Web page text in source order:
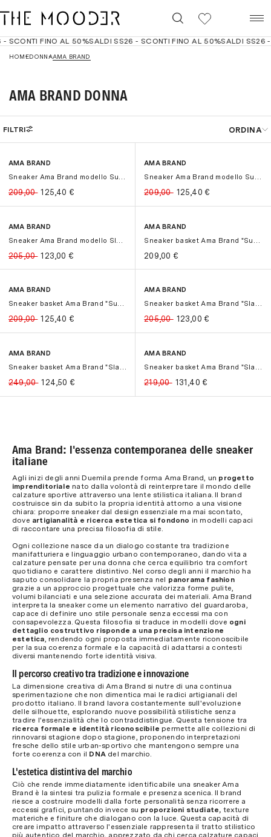
FINO AL 50%SALDI SS26 - SCONTI FINO AL 50%SALDI SS26 -
HOMEDONNAAMA BRAND
AMA BRAND DONNA
FILTRI ORDINA
Prezzo decrescente
-40%
-40%
AMA BRAND
Sneaker Ama Brand modello Sun in pe...
209,00 125,40€
-40%
-40%
AMA BRAND
Sneaker Ama Brand modello Sun in su...
209,00 125,40€
-40%
-40%
AMA BRAND
205,00 123,00€
AMA BRAND
209,00€
-40%
-40%
AMA BRAND
Sneaker basket Ama Brand "Sun" in p...
209,00 125,40€
-40%
-40%
AMA BRAND
Sneaker basket Ama Brand "Slam" in ...
205,00 123,00€
-50%
-50%
AMA BRAND
249,00 124,50€
-40%
-40%
AMA BRAND
219,00 131,40€
Ama Brand: l'essenza contemporanea delle sneaker
italiane
Agli inizi degli anni Duemila prende forma Ama Brand, un progetto
imprenditoriale nato dalla volontà di reinterpretare il mondo delle
calzature sportive attraverso una lente stilistica italiana. Il brand
costruisce sin da subito la propria identità attorno a una visione
chiara: proporre sneaker dal design essenziale ma mai scontato,
dove artigianalità e ricerca estetica si fondono in modelli capaci
di raccontare una precisa filosofia di stile.
Ogni collezione nasce da un dialogo costante tra tradizione
manifatturiera e linguaggio urbano contemporaneo, dando vita a
calzature pensate per una donna che cerca equilibrio tra comfort
quotidiano e carattere distintivo. Nel corso degli anni il marchio ha
saputo consolidare la propria presenza nel panorama fashion
grazie a un approccio progettuale che valorizza forme pulite,
volumi bilanciati e una selezione accurata dei materiali. Ama Brand
interpreta la sneaker come un elemento narrativo del guardaroba,
capace di definire uno stile personale senza eccessi ma con
consapevolezza. Questa filosofia si traduce in modelli dove ogni
dettaglio costruttivo risponde a una precisa intenzione
estetica , rendendo ogni proposta immediatamente riconoscibile
per la sua coerenza formale e la capacità di adattarsi a contesti
diversi mantenendo forte identità visiva.
Il percorso creativo tra tradizione e innovazione
La dimensione creativa di Ama Brand si nutre di una continua
sperimentazione che non dimentica mai le radici artigianali del
prodotto italiano. Il brand lavora costantemente sull'evoluzione
delle silhouette, esplorando nuove possibilità stilistiche senza
tradire l'essenzialità che lo contraddistingue. Questa tensione tra
ricerca formale e identità riconoscibile permette alle collezioni di
rinnovarsi stagione dopo stagione, proponendo interpretazioni
fresche dello stile urban-sportivo che mantengono sempre una
forte coerenza con il DNA del marchio.
L'estetica distintiva del marchio
Ciò che rende immediatamente identificabile una sneaker Ama
Brand è la sintesi tra pulizia formale e presenza scenica. Il brand
riesce a costruire modelli dalla forte personalità senza ricorrere a
eccessi grafici, puntando invece su proporzioni studiate, texture
materiche e finiture che dialogano con la luce. Questa capacità di
creare impatto attraverso l'essenziale rappresenta il tratto stilistico
più autentico del marchio, apprezzato da chi cerca calzature capaci